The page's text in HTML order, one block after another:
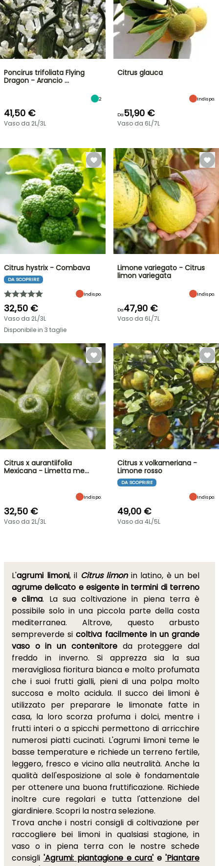
Poncirus trifoliata Flying
Dragon - Arancio …
2
41,50 €
Vaso da 2L/3L
Citrus glauca
Indispo.
Da51,90 €
Vaso da 6L/7L
Citrus hystrix - Combava
DA SCOPRIRE
Indispo.
32,50 €
Vaso da 2L/3L
Disponibile in 3 taglie
Limone variegato - Citrus
limon variegata
Indispo.
Da47,90 €
Vaso da 6L/7L
Citrus x aurantiifolia
Mexicana - Limetta me…
Indispo.
32,50 €
Vaso da 2L/3L
Citrus x volkameriana -
Limone rosso
DA SCOPRIRE
Indispo.
49,00 €
Vaso da 4L/5L
L'agrumi limoni, il Citrus limonin latino, è un bel
agrume delicato e esigente in termini di terreno
e clima. La sua coltivazione in piena terra è
possibile solo in una piccola parte della costa
mediterranea. Altrove, questo arbusto
sempreverde sicoltiva facilmente in un grande
vaso o in un contenitoreda proteggere dal
freddo in inverno. Si apprezza sia la sua
meravigliosa fioritura bianca e molto profumata
che i suoi frutti gialli, pieni di una polpa molto
succosa e molto acidula. Il succo dei limoni è
utilizzato per preparare le limonate fatte in
casa, la loro scorza profuma i dolci, mentre i
frutti interi o a spicchi permettono di arricchire
numerosi piatti cucinati. L'agrumi limoni teme le
basse temperature e richiede un terreno fertile,
leggero, fresco e vicino alla neutralità. Anche la
qualità dell'esposizione al sole è fondamentale
per ottenere una buona fruttificazione. Richiede
inoltre cure regolari e tutta l'attenzione del
giardiniere. Scopri la nostra selezione.
Trova anche i nostri consigli di coltivazione per
raccogliere bei limoni in qualsiasi stagione, in
vaso o in piena terra con le nostre schede
consigli 'Agrumi: piantagione e cura' e'Piantare